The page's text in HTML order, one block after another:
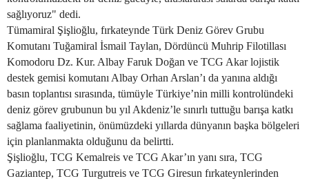
sağlıyoruz" dedi.
Tümamiral Şişlioğlu, fırkateynde Türk Deniz Görev Grubu
Komutanı Tuğamiral İsmail Taylan, Dördüncü Muhrip Filotillası
Komodoru Dz. Kur. Albay Faruk Doğan ve TCG Akar lojistik
destek gemisi komutanı Albay Orhan Arslan’ı da yanına aldığı
basın toplantısı sırasında, tümüyle Türkiye’nin milli kontrolündeki
deniz görev grubunun bu yıl Akdeniz’le sınırlı tuttuğu barışa katkı
sağlama faaliyetinin, önümüzdeki yıllarda dünyanın başka bölgeleri
için planlanmakta olduğunu da belirtti.
Şişlioğlu, TCG Kemalreis ve TCG Akar’ın yanı sıra, TCG
Gaziantep, TCG Turgutreis ve TCG Giresun fırkateynlerinden